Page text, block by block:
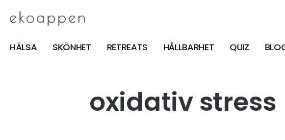
HÄLSA SKÖNHET RETREATS HÅLLBARHET QUIZ
oxidativ stress